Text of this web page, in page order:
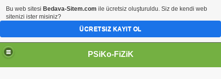
PSiKo-FiZiK
Bu web sitesi Bedava-Sitem.com ile ücretsiz oluşturuldu. Siz de kendi web
sitenizi ister misiniz?
ÜCRETSIZ KAYIT OL